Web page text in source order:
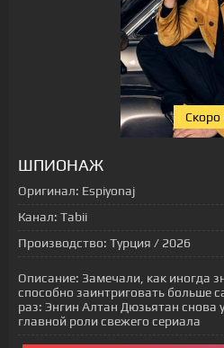
Cкоро
ШПИОНАЖ
Оригинал: Espiyonaj
Канал: Tabii
Производство: Турция / 2026
Описание: Замечали, как иногда
способно заинтриговать больше
раз: Энгин Алтан Дюзьятан снова
главной роли свежего сериала